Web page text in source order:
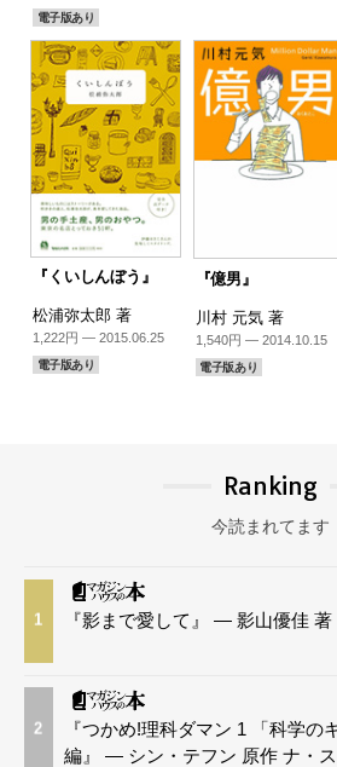
電子版あり
『くいしんぼう』
松浦弥太郎 著
1,222円 — 2015.06.25
電子版あり
『億男』
川村 元気 著
1,540円 — 2014.10.15
電子版あり
Ranking
今読まれてます
1 『影まで愛して』 — 影山優佳 著
2
『つかめ!理科ダマン 1 「科学の
編』 — シン・テフン 原作 ナ・